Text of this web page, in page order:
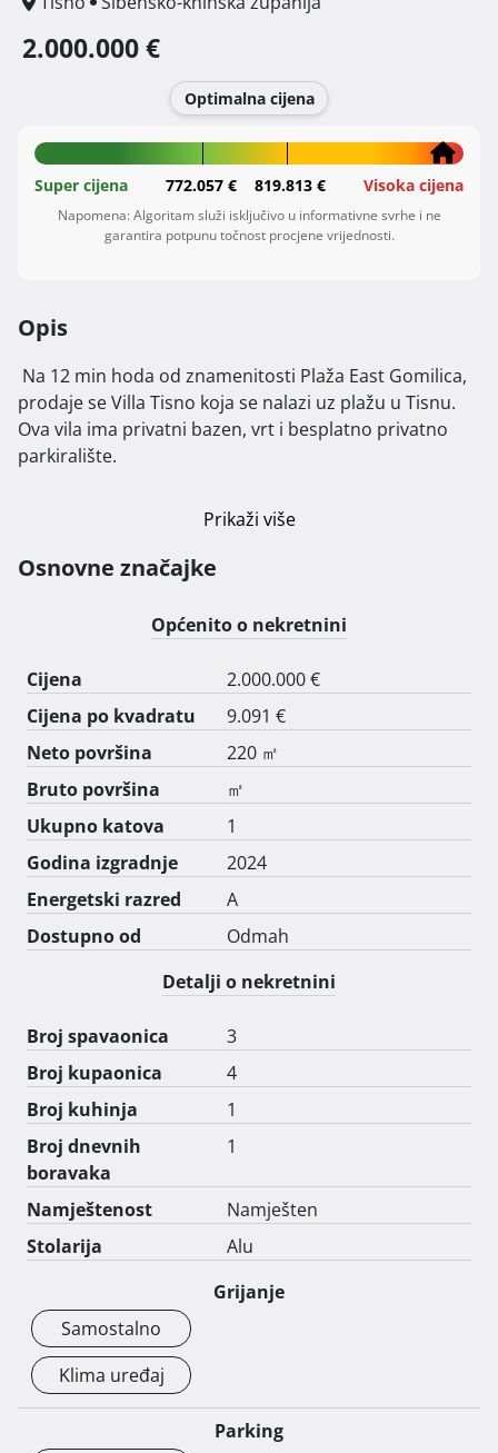
2.000.000 €
Optimalna cijena
Super cijena 772.057 € 819.813 € Visoka cijena
Napomena: Algoritam služi isključivo u informativne svrhe i ne
garantira potpunu točnost procjene vrijednosti.
Opis
prodaje se Villa Tisno koja se nalazi uz plažu u Tisnu.
Ova vila ima privatni bazen, vrt i besplatno privatno
parkiralište.
Ova vila s klima-uređajem ima više spavaćih soba (3) te
Na 15 min hoda od objekta Villa Tisno nalazi se
znamenitost Plaža Jazina, dok se znamenitost Plaža
Brošćica nalazi na 1,6 km od objekta.
Stolarija je ALU Schuco.
Prikaži više
Osnovne značajke
Općenito o nekretnini
Cijena
2.000.000 €
Cijena po kvadratu
9.091 €
Neto površina
220 ㎡
Bruto površina
㎡
Ukupno katova
1
Godina izgradnje
2024
Energetski razred
A
Dostupno od
Odmah
Detalji o nekretnini
Broj spavaonica
3
Broj kupaonica
4
Broj kuhinja
1
Broj dnevnih
boravaka
1
Namještenost
Namješten
Stolarija
Alu
Grijanje
Samostalno
Klima uređaj
Parking